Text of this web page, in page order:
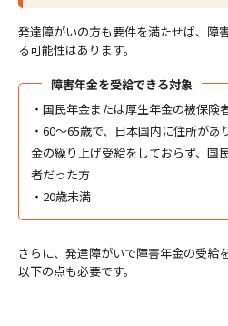
発達障がいの方も要件を満たせば、障
る可能性はあります。
障害年金を受給できる対象
・国民年金または厚生年金の被保険
・60～65歳で、日本国内に住所があ
金の繰り上げ受給をしておらず、国
者だった方
・20歳未満
さらに、発達障がいで障害年金の受給
以下の点も必要です。